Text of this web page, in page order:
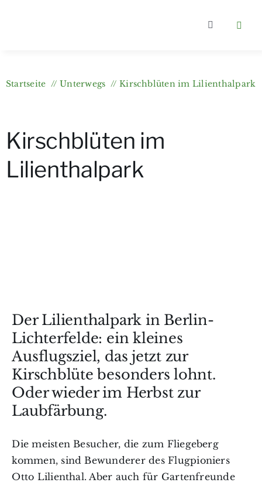
Toggle
Startseite Unterwegs Kirschblüten im Lilienthalpark
Kirschblüten im
Lilienthalpark
Der Lilienthalpark in Berlin-
Lichterfelde: ein kleines
Ausflugsziel, das jetzt zur
Kirschblüte besonders lohnt.
Oder wieder im Herbst zur
Laubfärbung.
Die meisten Besucher, die zum Fliegeberg
kommen, sind Bewunderer des Flugpioniers
Otto Lilienthal. Aber auch für Gartenfreunde